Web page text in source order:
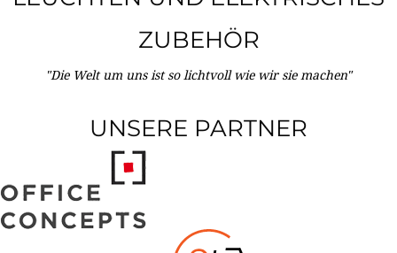
ZUBEHÖR
"Die Welt um uns ist so lichtvoll wie wir sie machen"
UNSERE PARTNER